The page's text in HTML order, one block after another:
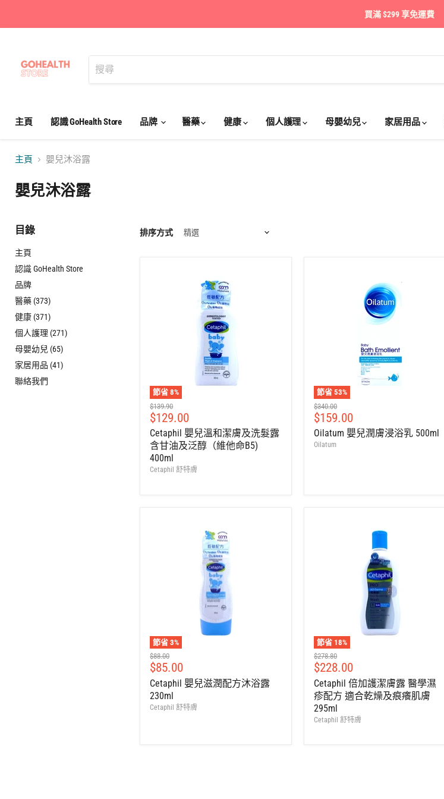
買滿 $299 享免運費
主頁 認識 GoHealth Store 品牌 醫藥 健康 個人護理 母嬰幼兒 家居用品
主頁 嬰兒沐浴露
嬰兒沐浴露
目錄
主頁
認識 GoHealth Store
品牌
醫藥 (373)
健康 (371)
個人護理 (271)
母嬰幼兒 (65)
家居用品 (41)
聯絡我們
排序方式
節省8%
建
議
零
售
價
$139.90
售
價
$129.00
Cetaphil 嬰兒溫和潔膚及洗髮露
含甘油及泛醇（維他命B5)
400ml
Cetaphil 舒特膚
節省53%
建
議
零
售
價
$340.00
售
價
$159.00
Oilatum 嬰兒潤膚浸浴乳 500ml
Oilatum
節省3%
建
議
零
售
價
$88.00
售
價
$85.00
Cetaphil 嬰兒滋潤配方沐浴露
230ml
Cetaphil 舒特膚
節省 18%
建
議
零
售
價
$278.80
售
價
$228.00
Cetaphil 倍加護潔膚露 醫學濕
疹配方 適合乾燥及痕癢肌膚
295ml
Cetaphil 舒特膚